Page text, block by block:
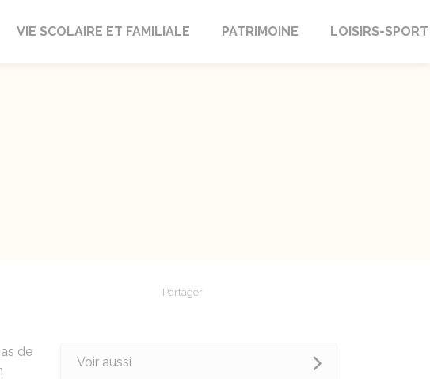
VIE SCOLAIRE ET FAMILIALE PATRIMOINE LOISIRS-SPORT
Partager
de
Voir aussi